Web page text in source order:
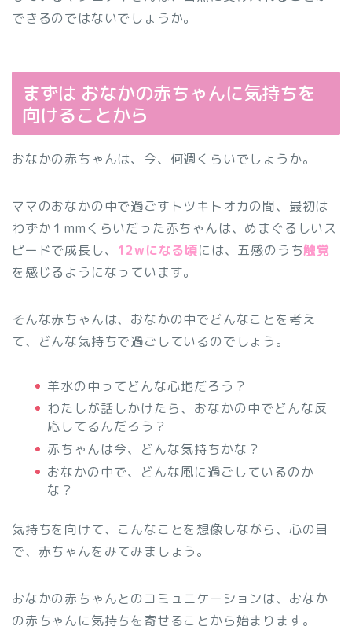
できるのではないでしょうか。
まずは おなかの赤ちゃんに気持ちを
向けることから
おなかの赤ちゃんは、今、何週くらいでしょうか。
ママのおなかの中で過ごすトツキトオカの間、最初は
わずか１mmくらいだった赤ちゃんは、めまぐるしいス
ピードで成長し、 12wになる頃には、五感のうち触覚
を感じるようになっています。
そんな赤ちゃんは、おなかの中でどんなことを考え
て、どんな気持ちで過ごしているのでしょう。
羊水の中ってどんな心地だろう？
わたしが話しかけたら、おなかの中でどんな反
応してるんだろう？
赤ちゃんは今、どんな気持ちかな？
おなかの中で、どんな風に過ごしているのか
な？
気持ちを向けて、こんなことを想像しながら、心の目
で、赤ちゃんをみてみましょう。
おなかの赤ちゃんとのコミュニケーションは、おなか
の赤ちゃんに気持ちを寄せることから始まります。